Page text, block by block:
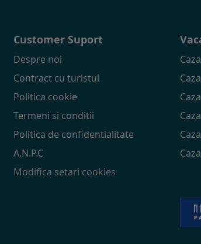
Customer Suport
Despre noi
Contract cu turistul
Politica cookie
Termeni si conditii
Politica de confidentialitate
A.N.P.C
Modifica setari cookies